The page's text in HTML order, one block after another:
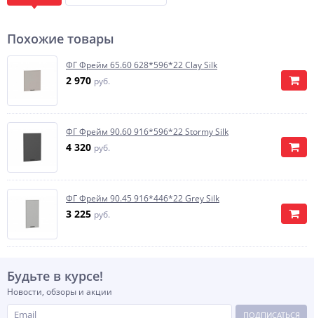
Похожие товары
ФГ Фрейм 65.60 628*596*22 Clay Silk
2 970 руб.
ФГ Фрейм 90.60 916*596*22 Stormy Silk
4 320 руб.
ФГ Фрейм 90.45 916*446*22 Grey Silk
3 225 руб.
Будьте в курсе!
Новости, обзоры и акции
ПОДПИСАТЬСЯ